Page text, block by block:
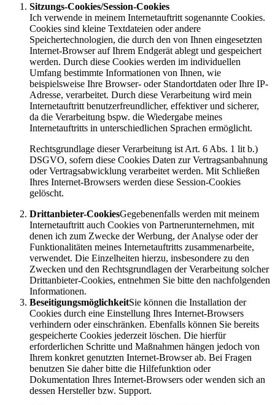
Sitzungs-Cookies/Session-Cookies
Ich verwende in meinem Internetauftritt sogenannte Cookies.
Cookies sind kleine Textdateien oder andere
Speichertechnologien, die durch den von Ihnen eingesetzten
Internet-Browser auf Ihrem Endgerät ablegt und gespeichert
werden. Durch diese Cookies werden im individuellen
Umfang bestimmte Informationen von Ihnen, wie
beispielsweise Ihre Browser- oder Standortdaten oder Ihre IP-
Adresse, verarbeitet. Durch diese Verarbeitung wird mein
Internetauftritt benutzerfreundlicher, effektiver und sicherer,
da die Verarbeitung bspw. die Wiedergabe meines
Internetauftritts in unterschiedlichen Sprachen ermöglicht.
Rechtsgrundlage dieser Verarbeitung ist Art. 6 Abs. 1 lit b.)
DSGVO, sofern diese Cookies Daten zur Vertragsanbahnung
oder Vertragsabwicklung verarbeitet werden. Mit Schließen
Ihres Internet-Browsers werden diese Session-Cookies
gelöscht.
Drittanbieter-CookiesGegebenenfalls werden mit meinem
Internetauftritt auch Cookies von Partnerunternehmen, mit
denen ich zum Zwecke der Werbung, der Analyse oder der
Funktionalitäten meines Internetauftritts zusammenarbeite,
verwendet. Die Einzelheiten hierzu, insbesondere zu den
Zwecken und den Rechtsgrundlagen der Verarbeitung solcher
Drittanbieter-Cookies, entnehmen Sie bitte den nachfolgenden
Informationen.
BeseitigungsmöglichkeitSie können die Installation der
Cookies durch eine Einstellung Ihres Internet-Browsers
verhindern oder einschränken. Ebenfalls können Sie bereits
gespeicherte Cookies jederzeit löschen. Die hierfür
erforderlichen Schritte und Maßnahmen hängen jedoch von
Ihrem konkret genutzten Internet-Browser ab. Bei Fragen
benutzen Sie daher bitte die Hilfefunktion oder
Dokumentation Ihres Internet-Browsers oder wenden sich an
dessen Hersteller bzw. Support.